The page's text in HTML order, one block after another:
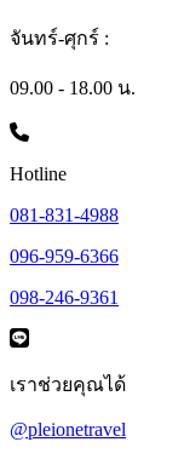
จันทร์-ศุกร์ :
09.00 - 18.00 น.
Hotline
081-831-4988
096-959-6366
098-246-9361
เราช่วยคุณได้
@pleionetravel